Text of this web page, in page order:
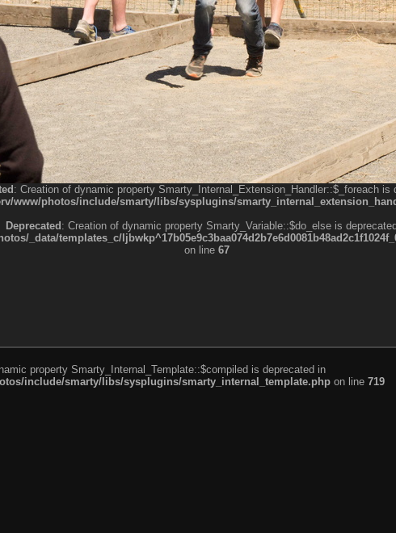
: Creation of dynamic property Smarty_Internal_Extension_Handler::$_foreach is
www/photos/include/smarty/libs/sysplugins/
Deprecated: Creation of dynamic property Smarty_Variable::$do_else is
_data/templates_c/
on line 67
property Smarty_Internal_Template::$compiled is deprecated in
include/smarty/libs/sysplugins/smarty_internal_template.php on line 719